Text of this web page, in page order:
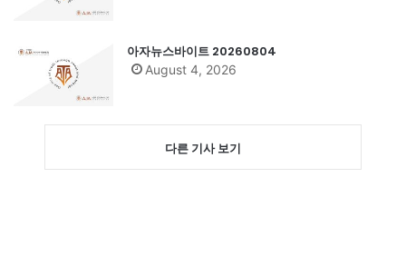
아자뉴스바이트 20260804
August 4, 2026
다른 기사 보기